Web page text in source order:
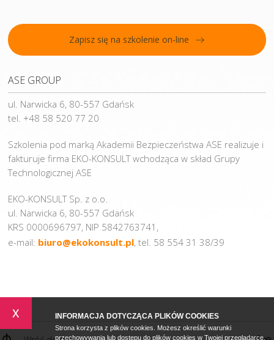
Zapisz się na szkolenie on-line
ASE GROUP
ul. Narwicka 6, 80-557 Gdańsk
tel. +48 58 520 77 20
Szkolenia pod marką Akademii Bezpieczeństwa ASE realizuje i
fakturuje firma EKO-KONSULT wchodząca w skład Grupy
Technologicznej ASE
EKO-KONSULT Sp. z o.o.
ul. Narwicka 6, 80-557 Gdańsk
KRS 0000696797, NIP 5842763741,
e-mail: biuro@ekokonsult.pl, tel. 58 554 31 38/39
x INFORMACJA DOTYCZĄCA PLIKÓW COOKIES
Strona korzysta z plików cookies. Możesz określić warunki
przechowywania lub dostępu do plików cookies w Twojej przeglądarce.